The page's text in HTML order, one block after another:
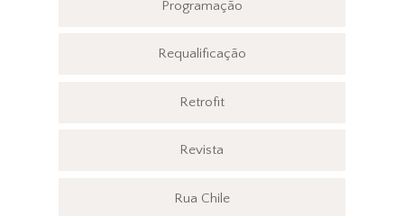
Programação
Requalificação
Retrofit
Revista
Rua Chile